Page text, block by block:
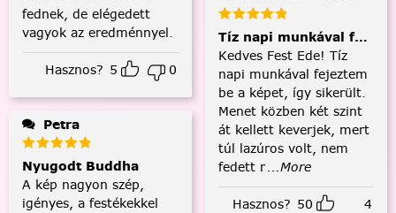
fednek, de elégedett
vagyok az eredménnyel.
Hasznos? 5 0
Petra
Nyugodt Buddha
A kép nagyon szép,
igényes, a festékekkel
Tíz napi munkával
Kedves Fest Ede! Tíz
napi munkával fejeztem
be a képet, így sikerült.
Menet közben két szint
át kellett keverjek, mert
túl lazúros volt, nem
fedett r...More
Hasznos? 50 4